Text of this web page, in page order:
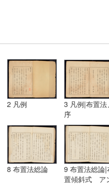
2 凡例
3 凡例|布置法
序
8 布置法総論
9 布置法総論|
置傾斜式 ア